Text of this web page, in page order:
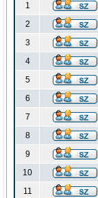
1
2
3
4
5
6
7
8
9
10
11